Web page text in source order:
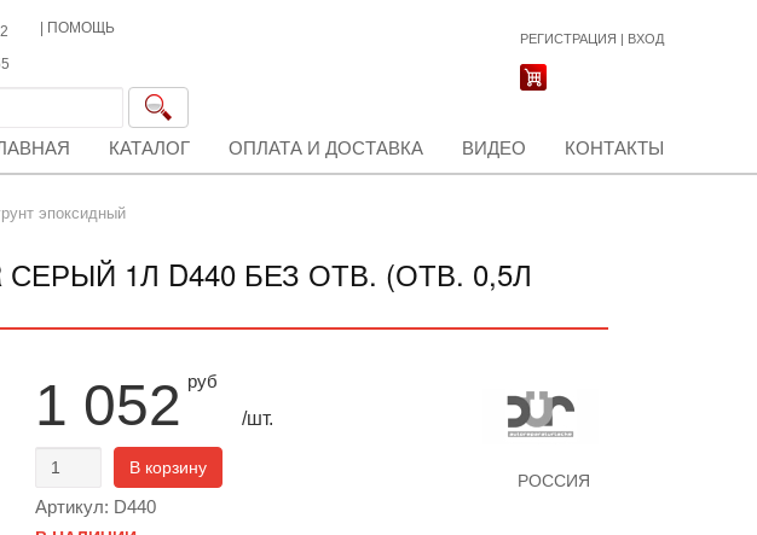
ПОМОЩЬ
РЕГИСТРАЦИЯ | ВХОД
КАТАЛОГ ОПЛАТА И ДОСТАВКА ВИДЕО КОНТАКТЫ
эпоксидный
1Л D440 БЕЗ ОТВ. (ОТВ. 0,5Л
1 052 руб
/шт.
В корзину
Артикул: D440
РОССИЯ